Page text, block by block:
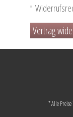
Vertrag
* Alle